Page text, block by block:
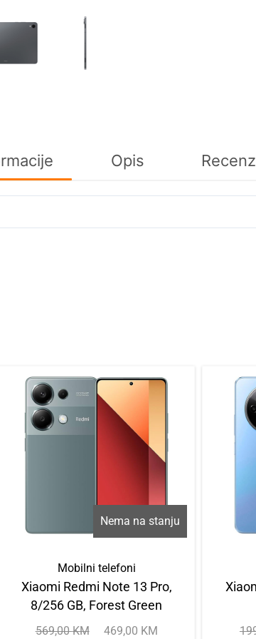
Opis
Nema na stanju
Mobilni telefoni
Xiaomi Redmi Note 13 Pro,
8/256 GB, Forest Green
569,00KM 469,00 KM